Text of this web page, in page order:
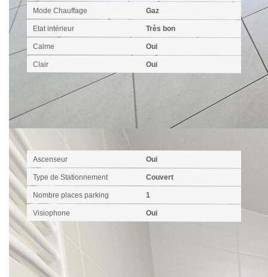
Mode Chauffage Gaz
Etat intérieur Très bon
Calme Oui
Clair Oui
Ascenseur Oui
Type de Stationnement Couvert
Nombre places parking 1
Visiophone Oui